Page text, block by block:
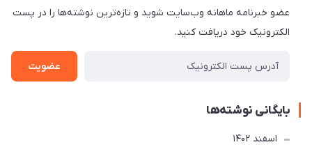
عضو خبرنامه ماهانه وب‌سایت شوید و تازه‌ترین نوشته‌ها را در پست
الکترونیک خود دریافت کنید.
عضویت
بایگانی نوشته‌ها
اسفند 1402